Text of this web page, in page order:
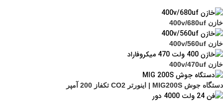
خازن 400v/680uf
خازن 400v/560uf
خازن 400v/470uf
دستگاه جوش MIG200S | اینورتر CO2 تکفاز 200 آمپر